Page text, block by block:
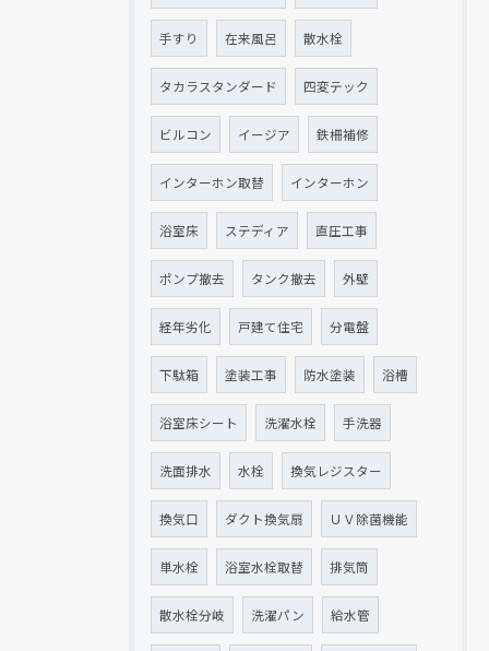
手すり 在来風呂 散水栓
タカラスタンダード 四変テック
ビルコン イージア 鉄柵補修
インターホン取替 インターホン
浴室床 ステディア 直圧工事
ポンプ撤去 タンク撤去 外壁
経年劣化 戸建て住宅 分電盤
下駄箱 塗装工事 防水塗装 浴槽
浴室床シート 洗濯水栓 手洗器
洗面排水 水栓 換気レジスター
換気口 ダクト換気扇 ＵＶ除菌機能
単水栓 浴室水栓取替 排気筒
散水栓分岐 洗濯パン 給水管